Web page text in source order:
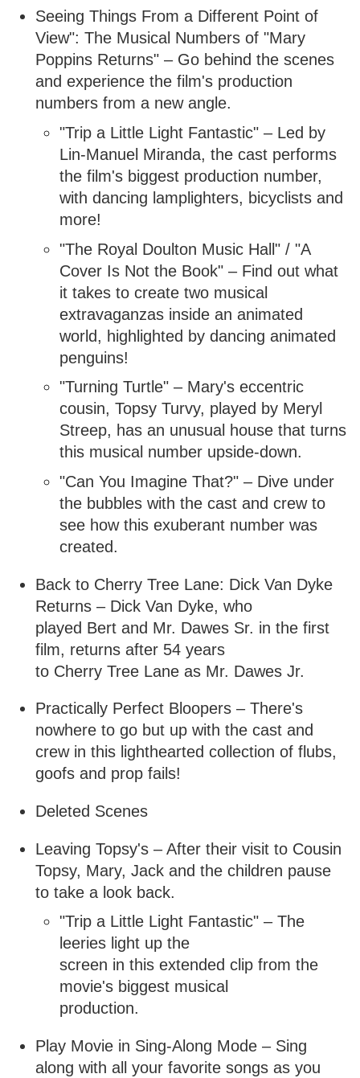
Seeing Things From a Different Point of
View": The Musical Numbers of "Mary
Poppins Returns" – Go behind the scenes
and experience the film's production
numbers from a new angle.
"Trip a Little Light Fantastic" – Led by
Lin-Manuel Miranda, the cast performs
the film's biggest production number,
with dancing lamplighters, bicyclists and
more!
"The Royal Doulton Music Hall" / "A
Cover Is Not the Book" – Find out what
it takes to create two musical
extravaganzas inside an animated
world, highlighted by dancing animated
penguins!
"Turning Turtle" – Mary's eccentric
cousin, Topsy Turvy, played by Meryl
Streep, has an unusual house that turns
this musical number upside-down.
"Can You Imagine That?" – Dive under
the bubbles with the cast and crew to
see how this exuberant number was
created.
Back to Cherry Tree Lane: Dick Van Dyke
Returns – Dick Van Dyke, who
played Bert and Mr. Dawes Sr. in the first
film, returns after 54 years
to Cherry Tree Lane as Mr. Dawes Jr.
Practically Perfect Bloopers – There's
nowhere to go but up with the cast and
crew in this lighthearted collection of flubs,
goofs and prop fails!
Deleted Scenes
Leaving Topsy's – After their visit to Cousin
Topsy, Mary, Jack and the children pause
to take a look back.
"Trip a Little Light Fantastic" – The
leeries light up the
screen in this extended clip from the
movie's biggest musical
production.
Play Movie in Sing-Along Mode – Sing
along with all your favorite songs as you